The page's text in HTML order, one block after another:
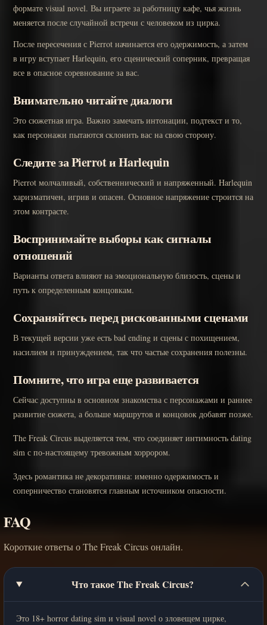
формате visual novel. Вы играете за работницу кафе, чья жизнь
меняется после случайной встречи с человеком из цирка.
После пересечения с Pierrot начинается его одержимость, а затем
в игру вступает Harlequin, его сценический соперник, превращая
все в опасное соревнование за вас.
Внимательно читайте диалоги
Это сюжетная игра. Важно замечать интонации, подтекст и то,
как персонажи пытаются склонить вас на свою сторону.
Следите за Pierrot и Harlequin
Pierrot молчаливый, собственнический и напряженный. Harlequin
харизматичен, игрив и опасен. Основное напряжение строится на
этом контрасте.
Воспринимайте выборы как сигналы
отношений
Варианты ответа влияют на эмоциональную близость, сцены и
путь к определенным концовкам.
Сохраняйтесь перед рискованными сценами
В текущей версии уже есть bad ending и сцены с похищением,
насилием и принуждением, так что частые сохранения полезны.
Помните, что игра еще развивается
Сейчас доступны в основном знакомства с персонажами и раннее
развитие сюжета, а больше маршрутов и концовок добавят позже.
The Freak Circus выделяется тем, что соединяет интимность dating
sim с по-настоящему тревожным хоррором.
Здесь романтика не декоративна: именно одержимость и
соперничество становятся главным источником опасности.
FAQ
Короткие ответы о The Freak Circus онлайн.
Что такое The Freak Circus?
Это 18+ horror dating sim и visual novel о зловещем цирке,